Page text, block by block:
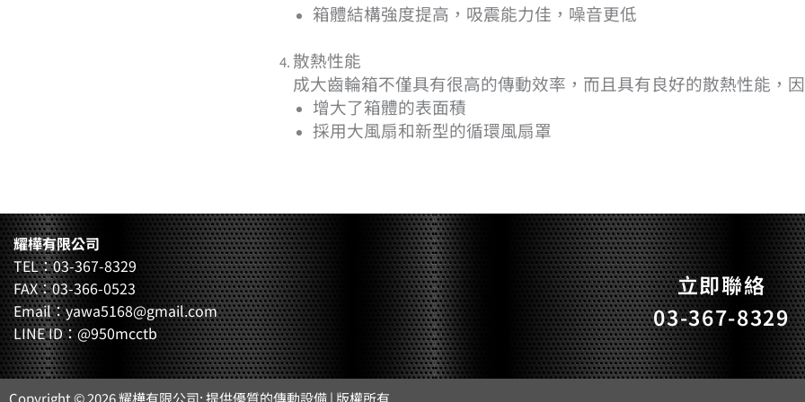
箱體結構強度提高，吸震能力佳，噪音更低
散熱性能
成大齒輪箱不僅具有很高的傳動效率，而且具有良好的散熱性能，
增大了箱體的表面積
採用大風扇和新型的循環風扇罩
耀樺有限公司
TEL：03-367-8329
FAX：03-366-0523
Email：yawa5168@gmail.com
LINE ID：@950mcctb
立即聯絡
03-367-8329
Copyright © 2026 耀樺有限公司: 提供優質的傳動設備 | 版權所有